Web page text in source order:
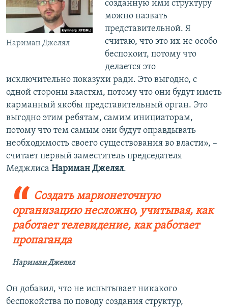
Нариман Джелял
созданную ими структуру
можно назвать
представительной. Я
считаю, что это их не особо
беспокоит, потому что
делается это
исключительно показухи ради. Это выгодно, с
одной стороны властям, потому что они будут иметь
карманный якобы представительный орган. Это
выгодно этим ребятам, самим инициаторам,
потому что тем самым они будут оправдывать
необходимость своего существования во власти», –
считает первый заместитель председателя
Меджлиса Нариман Джелял.
Создать марионеточную
организацию несложно, учитывая, как
работает телевидение, как работает
пропаганда
Нариман Джелял
Он добавил, что не испытывает никакого
беспокойства по поводу создания структур,